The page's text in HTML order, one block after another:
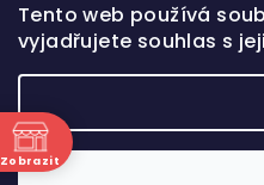
Tento web používá
vyjadřujete souhlas s
Zobrazit